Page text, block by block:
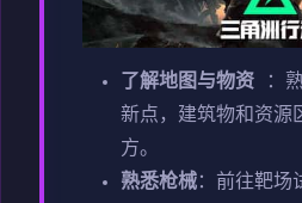
了解地图与物资
：
新点，建筑物和资源
方。
熟悉枪械：前往靶场